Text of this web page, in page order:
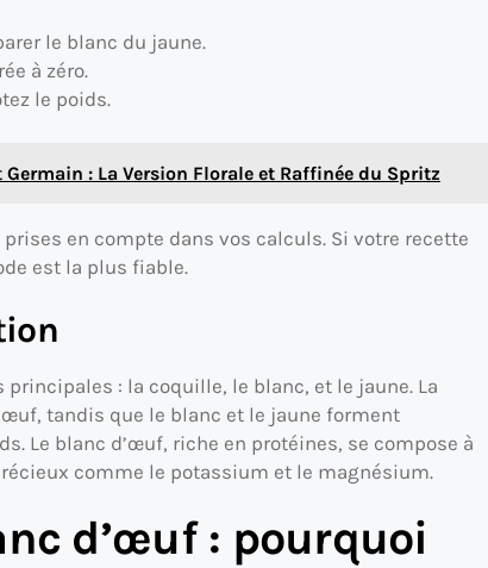
le blanc du jaune.
à zéro.
le poids.
Germain : La Version Florale et Raffinée du Spritz
en compte dans vos calculs. Si votre recette
est la plus fiable.
: la coquille, le blanc, et le jaune. La
tandis que le blanc et le jaune forment
Le blanc d’œuf, riche en protéines, se compose à
comme le potassium et le magnésium.
d’œuf : pourquoi